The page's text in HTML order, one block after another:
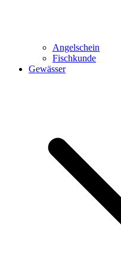
Angelschein
Fischkunde
Gewässer